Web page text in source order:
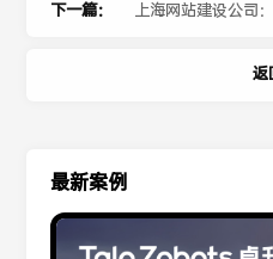
下一篇： 上海网站建设公司
返
最新案例